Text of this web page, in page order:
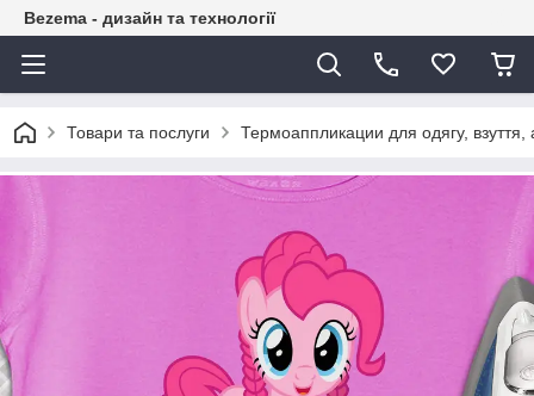
Bezema - дизайн та технології
Товари та послуги Термоаппликации для одягу, взуття,